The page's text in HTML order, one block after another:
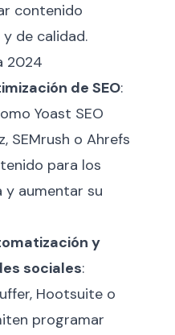
contenido
de calidad.
de SEO:
Yoast SEO
SEMrush o Ahrefs
para los
y aumentar su
y
sociales:
Hootsuite o
programar